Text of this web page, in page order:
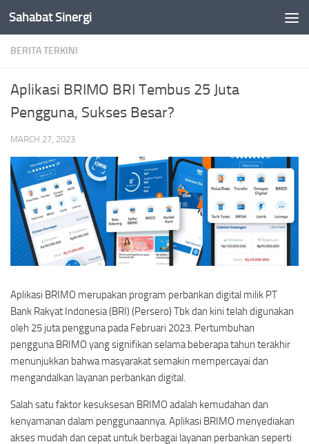
Skip to content
Sahabat Sinergi
BERITA TERKINI
Aplikasi BRIMO BRI Tembus 25 Juta
Pengguna, Sukses Besar?
MARCH 27, 2023
Aplikasi BRIMO merupakan program perbankan digital milik PT
Bank Rakyat Indonesia (BRI) (Persero) Tbk dan kini telah digunakan
oleh 25 juta pengguna pada Februari 2023. Pertumbuhan
pengguna BRIMO yang signifikan selama beberapa tahun terakhir
menunjukkan bahwa masyarakat semakin mempercayai dan
mengandalkan layanan perbankan digital.
Salah satu faktor kesuksesan BRIMO adalah kemudahan dan
kenyamanan dalam penggunaannya. Aplikasi BRIMO menyediakan
akses mudah dan cepat untuk berbagai layanan perbankan seperti